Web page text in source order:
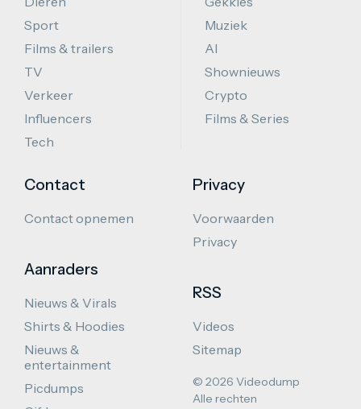
Sport
Films & trailers
TV
Verkeer
Influencers
Tech
Muziek
AI
Shownieuws
Crypto
Films & Series
Contact
Contact opnemen
Aanraders
Nieuws & Virals
Shirts & Hoodies
Nieuws &
entertainment
Picdumps
Privacy
Voorwaarden
Privacy
RSS
Videos
Sitemap
© 2026 Videodump
Alle rechten